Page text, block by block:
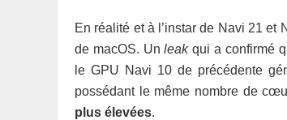
En réalité et à l’instar de Navi 21 et
de macOS. Unleakqui a confirmé
le GPU Navi 10 de précédente
possédant le même nombre de
plus élevées.